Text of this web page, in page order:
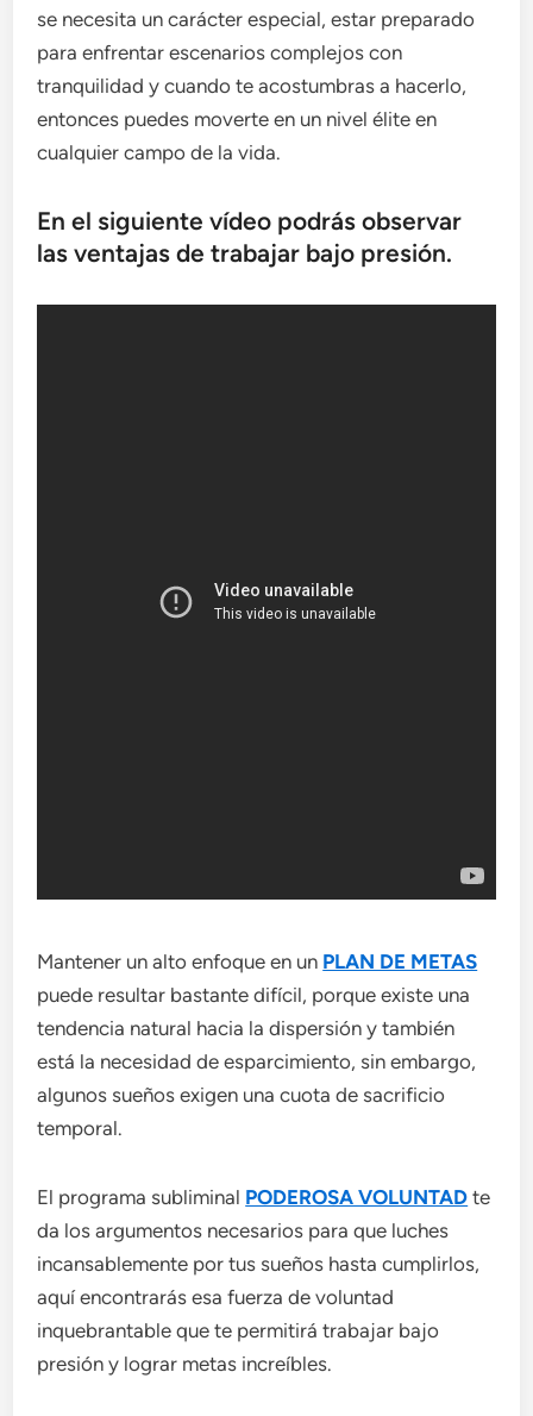
se necesita un carácter especial, estar preparado
para enfrentar escenarios complejos con
tranquilidad y cuando te acostumbras a hacerlo,
entonces puedes moverte en un nivel élite en
cualquier campo de la vida.
En el siguiente vídeo podrás observar
las ventajas de trabajar bajo presión.
Mantener un alto enfoque en un PLAN DE METAS
puede resultar bastante difícil, porque existe una
tendencia natural hacia la dispersión y también
está la necesidad de esparcimiento, sin embargo,
algunos sueños exigen una cuota de sacrificio
temporal.
El programa subliminal PODEROSA VOLUNTAD te
da los argumentos necesarios para que luches
incansablemente por tus sueños hasta cumplirlos,
aquí encontrarás esa fuerza de voluntad
inquebrantable que te permitirá trabajar bajo
presión y lograr metas increíbles.